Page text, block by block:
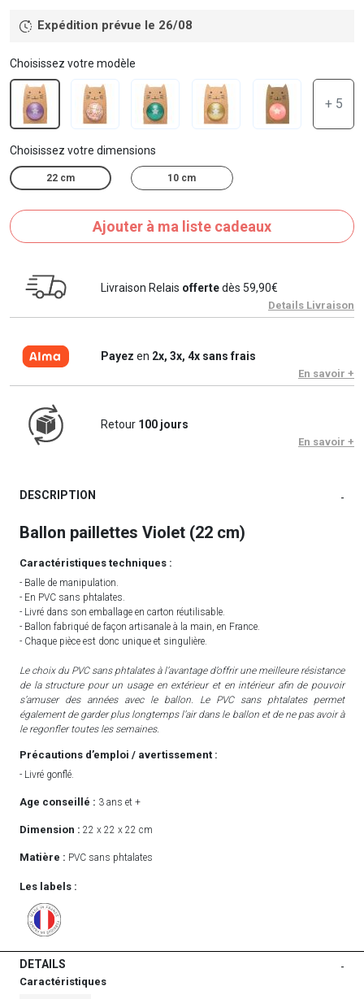
Expédition prévue le 26/08
Choisissez votre modèle
+ 5
Choisissez votre dimensions
22 cm 10 cm
Ajouter à ma liste cadeaux
Livraison Relais offertedès 59,90€
Details Livraison
Payez en 2x, 3x, 4x sans frais
En savoir +
Retour 100 jours
En savoir +
DESCRIPTION -
Ballon paillettes Violet (22 cm)
Caractéristiques techniques :
- Balle de manipulation.
- En PVC sans phtalates.
- Livré dans son emballage en carton réutilisable.
- Ballon fabriqué de façon artisanale à la main, en France.
- Chaque pièce est donc unique et singulière.
Le choix du PVC sans phtalates à l’avantage d’offrir une meilleure résistance
de la structure pour un usage en extérieur et en intérieur afin de pouvoir
s’amuser des années avec le ballon. Le PVC sans phtalates permet
également de garder plus longtemps l’air dans le ballon et de ne pas avoir à
le regonfler toutes les semaines.
Précautions d’emploi / avertissement :
- Livré gonflé.
Age conseillé : 3 ans et +
Dimension : 22 x 22 x 22 cm
Matière : PVC sans phtalates
Les labels :
DETAILS -
Caractéristiques